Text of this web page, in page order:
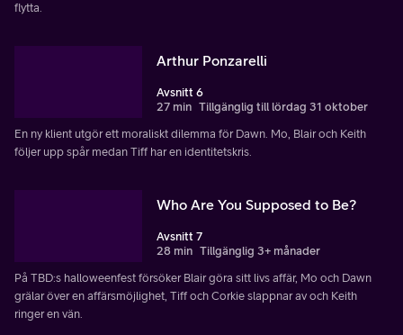
flytta.
Arthur Ponzarelli
Avsnitt 6
27 min Tillgänglig till lördag 31 oktober
En ny klient utgör ett moraliskt dilemma för Dawn. Mo, Blair och Keith
följer upp spår medan Tiff har en identitetskris.
Who Are You Supposed to Be?
Avsnitt 7
28 min Tillgänglig 3+ månader
På TBD:s halloweenfest försöker Blair göra sitt livs affär, Mo och Dawn
grälar över en affärsmöjlighet, Tiff och Corkie slappnar av och Keith
ringer en vän.